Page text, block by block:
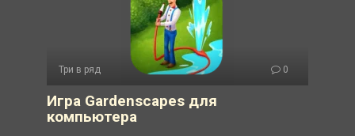
Три в ряд 0
Игра Gardenscapes для
компьютера